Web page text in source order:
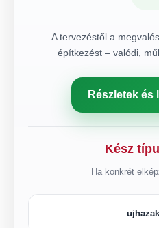
A tervezéstől a
építkezést – valódi,
Részletek és
Kész
Ha konkrét